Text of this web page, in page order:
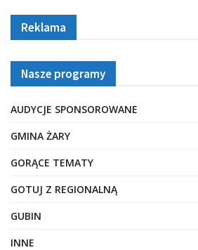
Reklama
Nasze programy
AUDYCJE SPONSOROWANE
GMINA ŻARY
GORĄCE TEMATY
GOTUJ Z REGIONALNĄ
GUBIN
INNE